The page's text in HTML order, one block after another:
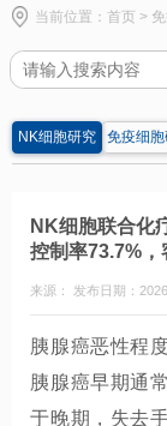
当前位置：首页 >
NK细胞研究 免疫细
NK细胞联合化
控制率73.7%
来源： 发布日期：
胰腺癌恶性程
胰腺癌早期通
于晚期，失去